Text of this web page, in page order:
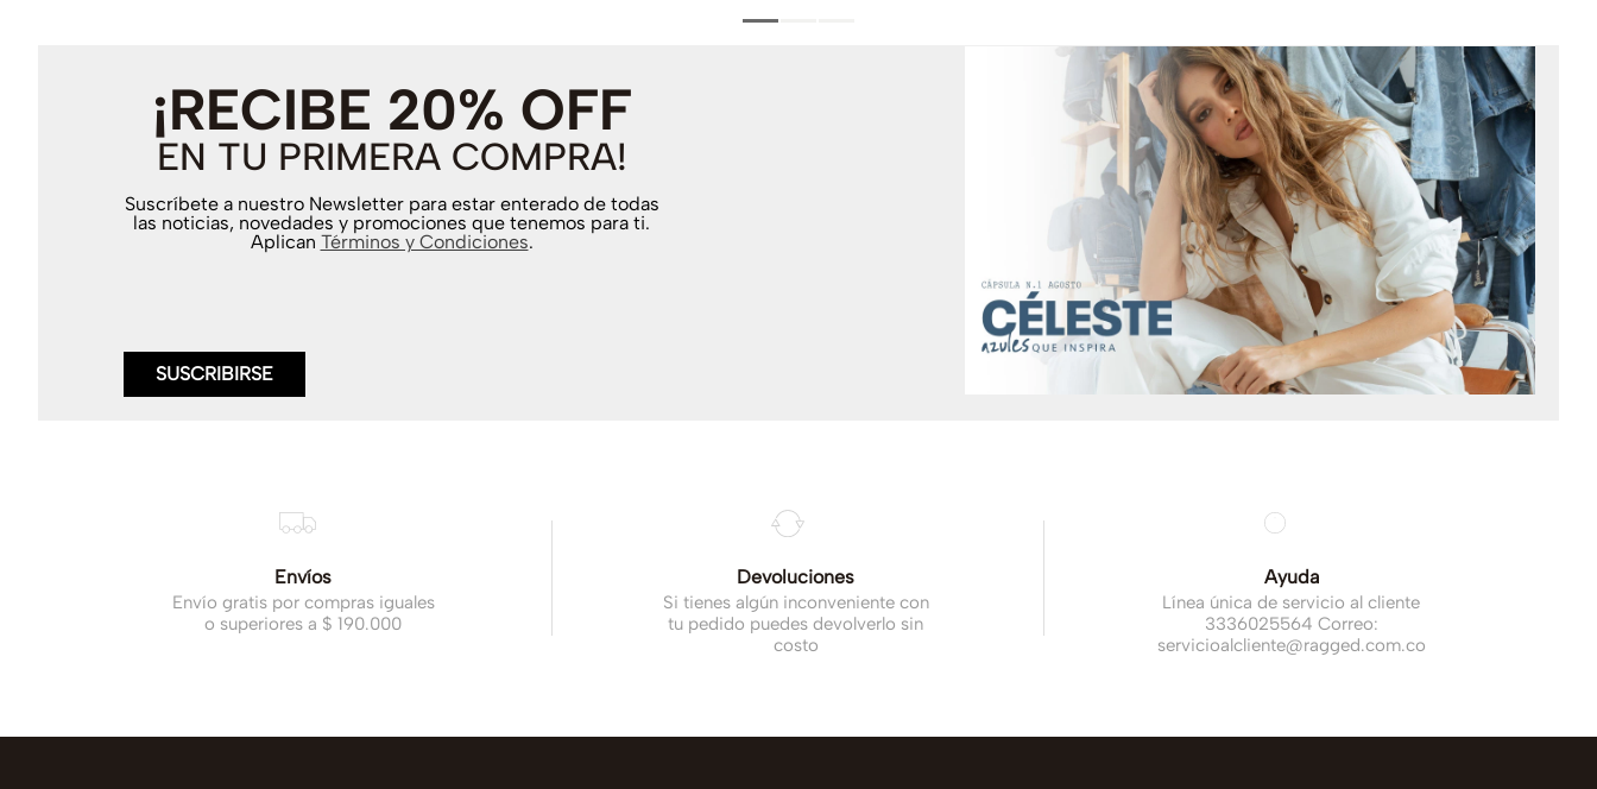
¡RECIBE 20% OFF
EN TU PRIMERA COMPRA!
Suscríbete a nuestro Newsletter para estar enterado de todas
las noticias, novedades y promociones que tenemos para ti.
Aplican Términos y Condiciones.
SUSCRIBIRSE
Envíos
Envío gratis por compras iguales
o superiores a $ 190.000
Devoluciones
Si tienes algún inconveniente con
tu pedido puedes devolverlo sin
costo
Ayuda
Línea única de servicio al cliente
3336025564 Correo:
servicioalcliente@ragged.com.co